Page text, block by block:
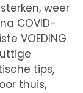
weer
COVID-
VOEDING
tips,
thuis,